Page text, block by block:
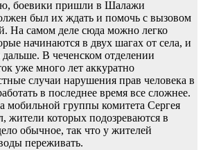
боевики пришли в Шалажи
был их ждать и помочь с вызовом
На самом деле сюда можно легко
начинаются в двух шагах от села, и
дальше. В чеченском отделении
уже много лет аккуратно
случаи нарушения прав человека в
в последнее время все сложнее.
мобильной группы комитета Сергея
жители которых подозреваются в
обычное, так что у жителей
переживать.